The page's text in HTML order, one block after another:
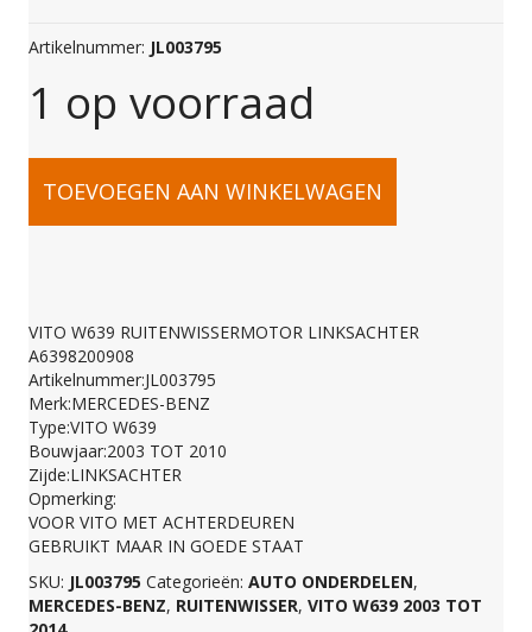
Artikelnummer: JL003795
1 op voorraad
VITO
LINKSACHTER
A6398200908
aantal
TOEVOEGEN AAN WINKELWAGEN
VITO W639 RUITENWISSERMOTOR LINKSACHTER
A6398200908
Artikelnummer:JL003795
Merk:MERCEDES-BENZ
Type:VITO W639
Bouwjaar:2003 TOT 2010
Zijde:LINKSACHTER
Opmerking:
VOOR VITO MET ACHTERDEUREN
GEBRUIKT MAAR IN GOEDE STAAT
SKU: JL003795 Categorieën: AUTO ONDERDELEN,
MERCEDES-BENZ, RUITENWISSER, VITO W639 2003 TOT